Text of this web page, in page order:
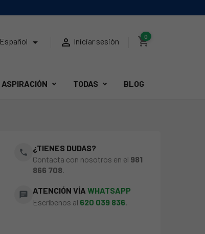
Español   Iniciar sesión shopping_cart
0
ASPIRACIÓN TODAS BLOG
phone
¿TIENES DUDAS?
Contacta con nosotros en el 981
866 708.
chat ATENCIÓN VÍAWHATSAPP
Escríbenos al 620 039 836